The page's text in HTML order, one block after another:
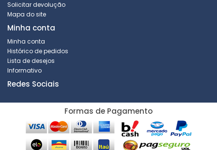
Solicitar devolução
Mapa do site
Minha conta
Minha conta
Histórico de pedidos
Lista de desejos
Informativo
Redes Sociais
Formas de Pagamento